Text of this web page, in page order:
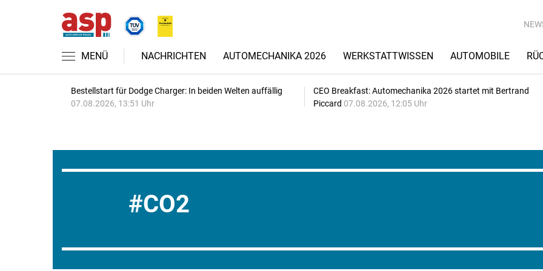
MENÜ NACHRICHTEN AUTOMECHANIKA 2026 WERKSTATTWISSEN AUTOMOBILE
Bestellstart für Dodge Charger: In beiden Welten auffällig
07.08.2026, 13:51 Uhr
CEO Breakfast: Automechanika 2026 startet mit Bertrand
Piccard 07.08.2026, 12:05 Uhr
CO2